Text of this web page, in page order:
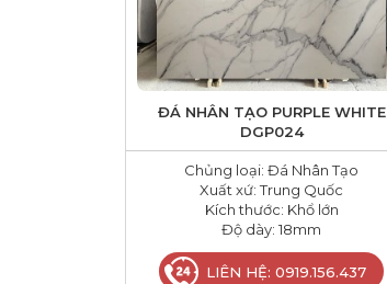
ĐÁ NHÂN TẠO PURPLE WHITE
DGP024
Chủng loại: Đá Nhân Tạo
Xuất xứ: Trung Quốc
Kích thước: Khổ lớn
Độ dày: 18mm
LIÊN HỆ: 0919.156.437